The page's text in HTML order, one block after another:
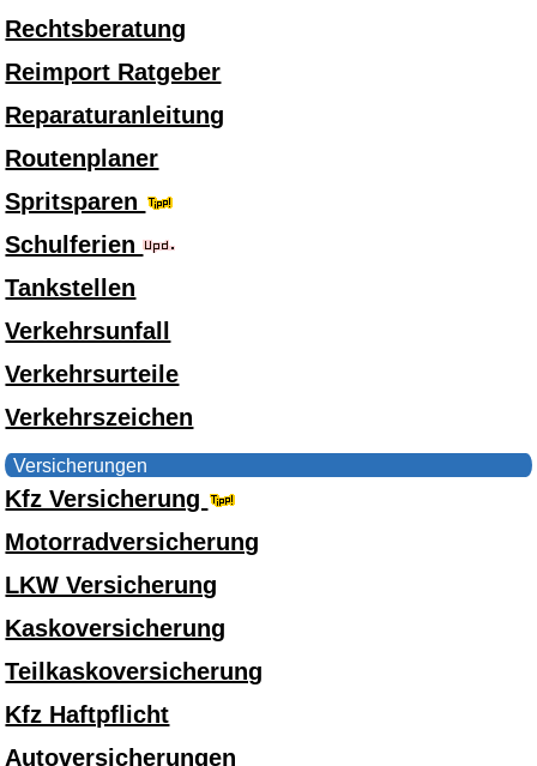
Rechtsberatung
Reimport Ratgeber
Reparaturanleitung
Routenplaner
Spritsparen
Schulferien
Tankstellen
Verkehrsunfall
Verkehrsurteile
Verkehrszeichen
Versicherungen
Kfz Versicherung
Motorradversicherung
LKW Versicherung
Kaskoversicherung
Teilkaskoversicherung
Kfz Haftpflicht
Autoversicherungen